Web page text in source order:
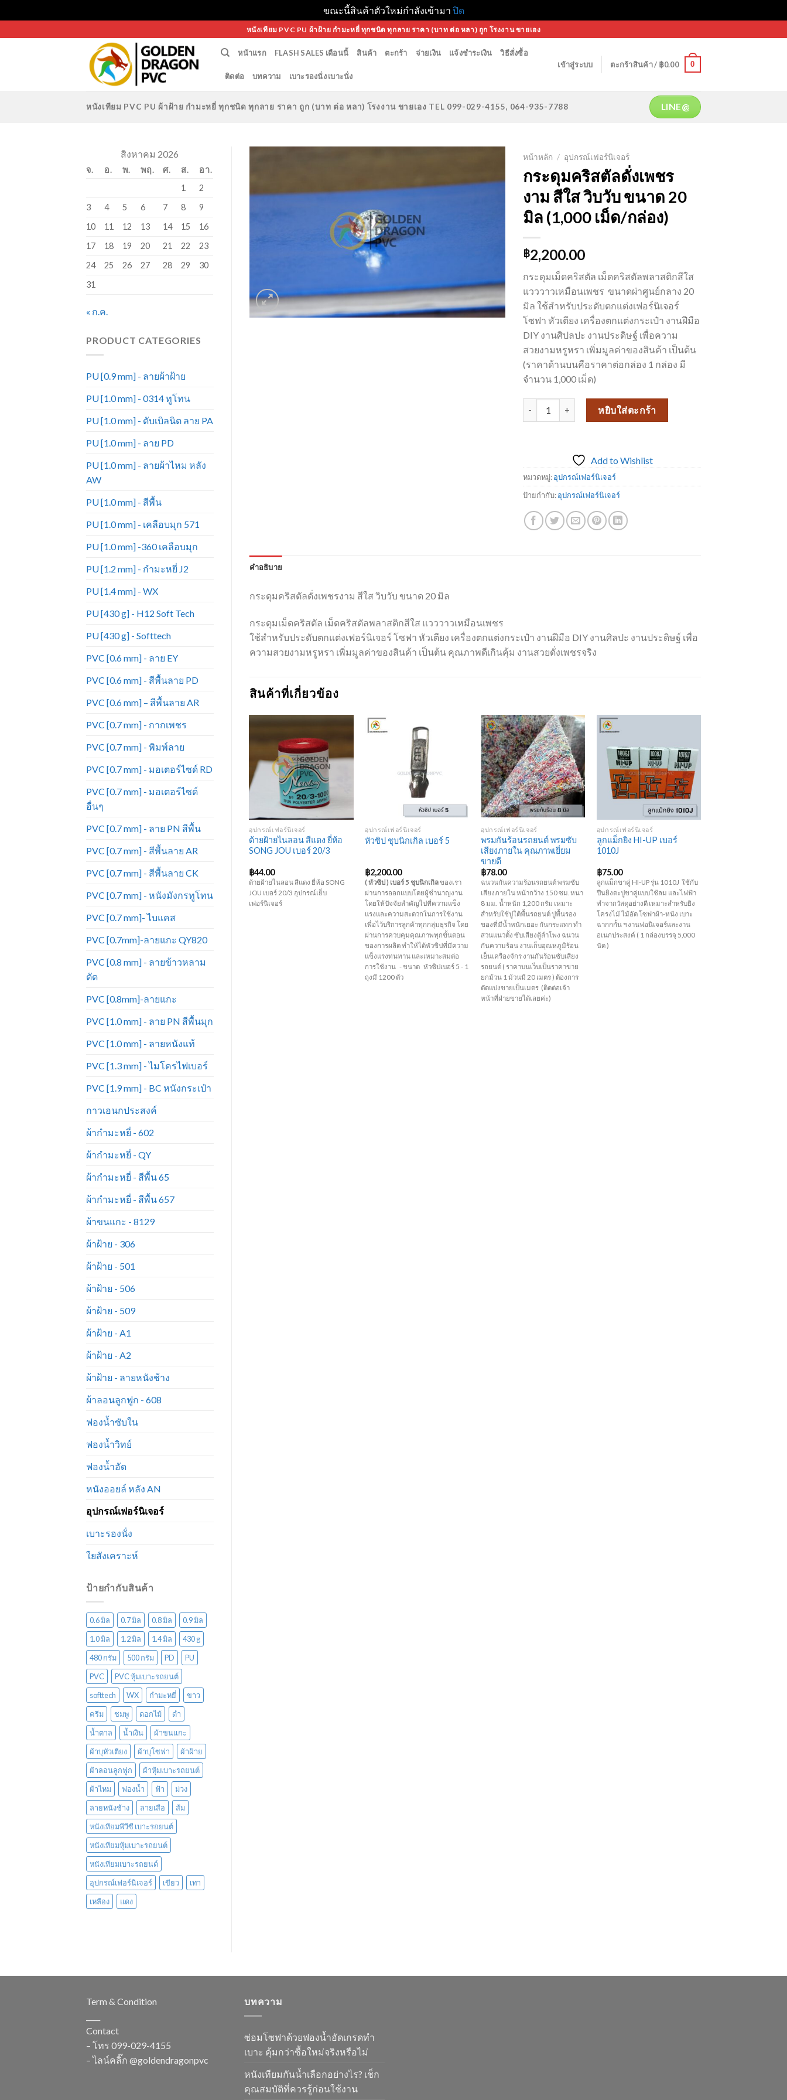
ขณะนี้สินค้าตัวใหม่กำลังเข้ามา ปิด
to
หนังเทียม PVC PU ผ้าฝ้าย กำมะหยี่ ทุกชนิด ทุกลาย ราคา (บาท ต่อ หลา) ถูก โรงงาน ขายเอง
หน้าแรก FLASH SALES เดือนนี้ สินค้า ตะกร้า จ่ายเงิน แจ้งชำระเงิน วิธีสั่งซื้อ
ติดต่อ บทความ เบาะรองนั่ง เบาะนั่ง
เข้าสู่ระบบ ตะกร้าสินค้า / ฿0.00 0
หนังเทียม PVC PU ผ้าฝ้าย กำมะหยี่ ทุกชนิด ทุกลาย ราคา ถูก (บาท ต่อ หลา) โรงงาน ขายเอง TEL 099-029-4155, 064-935-7788 LINE@
สิงหาคม 2026
จ. อ. พ. พฤ. ศ. ส.
อา.
1
2
3
4 5 6 7 8
9
10
11 12 13 14 15
16
17
18 19 20 21 22
23
24
25 26 27 28 29
30
31
« ก.ค.
PRODUCT CATEGORIES
PU [0.9 mm] - ลายผ้าฝ้าย
PU [1.0 mm] - 0314 ทูโทน
PU [1.0 mm] - ดับเบิลนิต ลาย PA
PU [1.0 mm] - ลาย PD
PU [1.0 mm] - ลายผ้าไหม หลัง
AW
PU [1.0 mm] - สีพื้น
PU [1.0 mm] - เคลือบมุก 571
PU [1.0 mm] -360 เคลือบมุก
PU [1.2 mm] - กำมะหยี่ J2
PU [1.4 mm] - WX
PU [430 g] - H12 Soft Tech
PU [430 g] - Softtech
PVC [0.6 mm] - ลาย EY
PVC [0.6 mm] - สีพื้นลาย PD
PVC [0.6 mm] – สีพื้นลาย AR
PVC [0.7 mm] - กากเพชร
PVC [0.7 mm] - พิมพ์ลาย
PVC [0.7 mm] - มอเตอร์ไซด์ RD
PVC [0.7 mm] - มอเตอร์ไซด์
อื่นๆ
PVC [0.7 mm] - ลาย PN สีพื้น
PVC [0.7 mm] - สีพื้นลาย AR
PVC [0.7 mm] - สีพื้นลาย CK
PVC [0.7 mm] - หนังมังกรทูโทน
PVC [0.7 mm]- ไบแคส
PVC [0.7mm]-ลายแกะ QY820
PVC [0.8 mm] - ลายข้าวหลาม
ตัด
PVC [0.8mm]-ลายแกะ
PVC [1.0 mm] - ลาย PN สีพื้นมุก
PVC [1.0 mm] - ลายหนังแท้
PVC [1.3 mm] - ไมโครไฟเบอร์
PVC [1.9 mm] - BC หนังกระเป๋า
กาวเอนกประสงค์
ผ้ากำมะหยี่ - 602
ผ้ากำมะหยี่ - QY
ผ้ากำมะหยี่ - สีพื้น 65
ผ้ากำมะหยี่ - สีพื้น 657
ผ้าขนแกะ - 8129
ผ้าฝ้าย - 306
ผ้าฝ้าย - 501
ผ้าฝ้าย - 506
ผ้าฝ้าย - 509
ผ้าฝ้าย - A1
ผ้าฝ้าย - A2
ผ้าฝ้าย - ลายหนังช้าง
ผ้าลอนลูกฟูก - 608
ฟองน้ำซับใน
ฟองน้ำวิทย์
ฟองน้ำอัด
หนังออยล์ หลัง AN
อุปกรณ์เฟอร์นิเจอร์
เบาะรองนั่ง
ใยสังเคราะห์
ป้ายกำกับสินค้า
0.6 มิล 0.7 มิล 0.8 มิล
0.9 มิล
1.0 มิล
1.2 มิล 1.4 มิล
430 g
480 กรัม
500 กรัม PD
PU
PVC
PVC หุ้มเบาะรถยนต์
softtech
WX กำมะหยี่
ขาว
ครีม
ชมพู ดอกไม้
ดำ
น้ำตาล
น้ำเงิน
ผ้าขนแกะ
ผ้าบุหัวเตียง
ผ้าบุโซฟา
ผ้าฝ้าย
ผ้าลอนลูกฟูก
ผ้าหุ้มเบาะรถยนต์
ผ้าไหม
ฟองน้ำ ฟ้า
ม่วง
ลายหนังช้าง
ลายเสือ
ส้ม
หนังเทียมพีวีซี เบาะรถยนต์
หนังเทียมหุ้มเบาะรถยนต์
หนังเทียมเบาะรถยนต์
อุปกรณ์เฟอร์นิเจอร์
เขียว
เทา
เหลือง
แดง
หน้าหลัก / อุปกรณ์เฟอร์นิเจอร์
กระดุมคริสตัลดั่งเพชร
งาม สีใส วิบวับ ขนาด 20
มิล (1,000 เม็ด/กล่อง)
฿2,200.00
กระดุมเม็ดคริสตัล เม็ดคริสตัลพลาสติกสีใส
แวววาวเหมือนเพชร ขนาดผ่าศูนย์กลาง 20
มิล ใช้สำหรับประดับตกแต่งเฟอร์นิเจอร์
โซฟา หัวเตียง เครื่องตกแต่งกระเป๋า งานฝีมือ
DIY งานศิปลปะ งานประดิษฐ์ เพื่อความ
สวยงามหรูหรา เพิ่มมูลค่าของสินค้า เป็นต้น
(ราคาด้านบนคือราคาต่อกล่อง 1 กล่อง มี
จำนวน 1,000 เม็ด)
จำนวน กระดุมคริสตัลดั่งเพชรงาม สีใส วิบวับ ขนาด 20 มิล (1,000 เม็ด/กล่
หยิบใส่ตะกร้า
Add to Wishlist
หมวดหมู่:อุปกรณ์เฟอร์นิเจอร์
ป้ายกำกับ:อุปกรณ์เฟอร์นิเจอร์
คำอธิบาย
กระดุมคริสตัลดั่งเพชรงาม สีใส วิบวับ ขนาด 20 มิล
กระดุมเม็ดคริสตัล เม็ดคริสตัลพลาสติกสีใส แวววาวเหมือนเพชร
ใช้สำหรับประดับตกแต่งเฟอร์นิเจอร์ โซฟา หัวเตียง เครื่องตกแต่งกระเป๋า งานฝีมือ DIY งานศิลปะ งานประดิษฐ์ เพื่อ
ความสวยงามหรูหรา เพิ่มมูลค่าของสินค้า เป็นต้น คุณภาพดีเกินคุ้ม งานสวยดั่งเพชรจริง
สินค้าที่เกี่ยวข้อง
Add to
Wishlist
อุปกรณ์เฟอร์นิเจอร์
ด้ายฝ้ายไนลอน สีแดง ยี่ห้อ
SONG JOU เบอร์ 20/3
฿44.00
ด้ายฝ้ายไนลอน สีแดง ยี่ห้อ SONG
JOU เบอร์ 20/3 อุปกรณ์เย็บ
เฟอร์นิเจอร์
Wishlist
อุปกรณ์เฟอร์นิเจอร์
หัวซิป ชุบนิกเกิล เบอร์ 5
฿2,200.00
( หัวซิป ) เบอร์ 5 ชุบนิกเกิลของเรา
ผ่านการออกแบบโดยผู้ชำนาญงาน
โดยให้ปัจจัยสำคัญไปที่ความแข็ง
แรงและความสะดวกในการใช้งาน
เพื่อไว้บริการลูกค้าทุกกลุ่มธุรกิจ โดย
ผ่านการควบคุมคุณภาพทุกขั้นตอน
ของการผลิตทำให้ได้หัวซิปที่มีความ
แข็งแรงทนทาน และเหมาะสมต่อ
การใช้งาน - ขนาด หัวซิปเบอร์ 5 - 1
ถุงมี 1200 ตัว
Add to
Wishlist
+
อุปกรณ์เฟอร์นิเจอร์
พรมกันร้อนรถยนต์ พรมซับ
เสียงภายใน คุณภาพเยี่ยม
ขายดี
฿78.00
ฉนวนกันความร้อนรถยนต์ พรมซับ
เสียงภายใน หน้ากว้าง 150 ซม. หนา
8 มม. น้ำหนัก 1,200 กรัม เหมาะ
สำหรับใช้ปูใต้พื้นรถยนต์ ปูพื้นรอง
ของที่มีน้ำหนักเยอะ กันกระแทก ทำ
สวนแนวตั้ง ซับเสียงตู้ลำโพง ฉนวน
กันความร้อน งานเก็บอุณหภูมิ​ร้อน
เย็นเครื่องจักร งานกันร้อนซับเสียง​
รถยนต์ ( ราคาบนเว็บเป็นราคาขาย
ยกม้วน 1 ม้วนมี 20 เมตร ) ต้องการ
ตัดแบ่งขายเป็นเมตร (ติดต่อเจ้า
หน้าที่ฝ่ายขายได้เลยค่ะ)
Add to
Wishlist
อุปกรณ์เฟอร์นิเจอร์
ลูกแม็กยิง HI-UP เบอร์
1010J
฿75.00
ลูกแม็กขาคู่ HI-UP รุ่น 1010J ใช้กับ
ปืนยิงตะปูขาคู่แบบใช้ลม และไฟฟ้า
ทำจากวัสดุอย่างดี เหมาะสำหรับยิง
โครงไม้ ไม้อัด โซฟาผ้า-หนัง เบาะ
ฉากกกั้น ฯ งานฟอนิเจอร์และงาน
อเนกประสงค์ ( 1 กล่องบรรจุ 5,000
นัด )
Add to
Wishlist
2 นิ้ว คุณสมบัติ ใช้สำหรับยึดติดวัสดุ
พิเศษ - 1 ม้วนมี 18 เมตร (ราคาบน
เว็บเป็นราคาขายยกม้วน) ต้องการตัด
แบ่งขายเป็นเมตร (ติดต่อเจ้าหน้าที่
Add to
อุปกรณ์เฟอร์นิเจอร์
1006J
฿70.00
ปืนยิงตะปูขาคู่แบบใช้ลม และไฟฟ้า
ทำจากวัสดุอย่างดีเหมาะสำหรับยิง
โครงไม้ ไม้อัด โซฟาผ้า-หนัง เบาะ
ฉากกกั้น ฯ งานฟอนิเจอร์และงาน
อเนกประสงค์ ( 1 กล่องบรรจุ 5,000
นัด )
Term & Condition
Contact
– โทร 099-029-4155
– ไลน์คลิ๊ก @goldendragonpvc
บทความ
ซ่อมโซฟาด้วยฟองน้ำอัดเกรดทำ
เบาะ คุ้มกว่าซื้อใหม่จริงหรือไม่
หนังเทียมกันน้ำเลือกอย่างไร? เช็ก
คุณสมบัติที่ควรรู้ก่อนใช้งาน